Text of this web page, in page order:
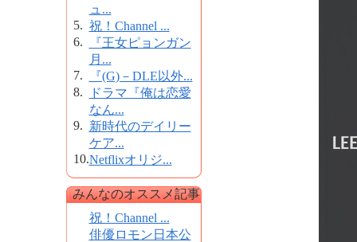
ュ...
5. 祝！Channel ...
6.
『王女ピョンガン
月...
7.
『(G)－DLE以外...
8.
ドラマ『俺は恋愛
なん...
9. 新時代のデイリー
ケア...
10.Netflixオリジ...
みんなのオススメ記事
祝！Channel ...
俳優ロモン日本公